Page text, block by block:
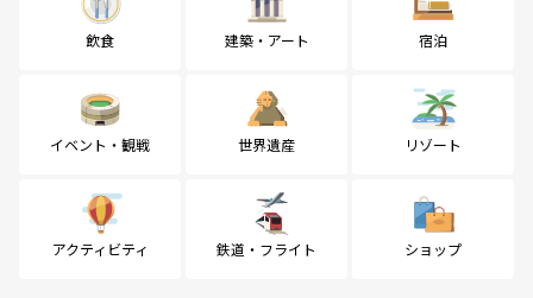
飲食 建築・アート 宿泊
イベント・観戦 世界遺産 リゾート
アクティビティ 鉄道・フライト ショップ